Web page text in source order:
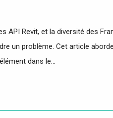
API Revit, et la diversité des
un problème. Cet article
dans le…